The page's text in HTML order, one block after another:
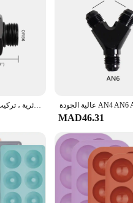
محول تركيب مضيئة من الألومنيوم ، رئيس حلقة دائرية ، تركيب ذكر أسود ، أورب-6 ، AN6 ، 6AN ، AN8 ، 8AN ، AN1010AN ، 6061-T6
MAD46.31